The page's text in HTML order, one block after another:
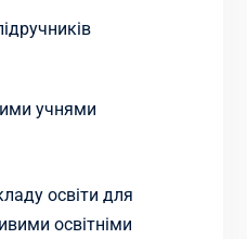
учнями
освіти для
освітніми